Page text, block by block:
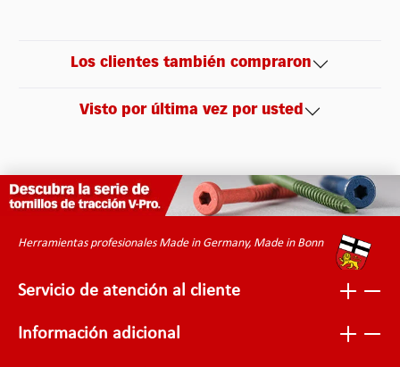
Los clientes también compraron
Visto por última vez por usted
Herramientas profesionales Made in Germany, Made in Bonn
Servicio de atención al cliente
Información adicional